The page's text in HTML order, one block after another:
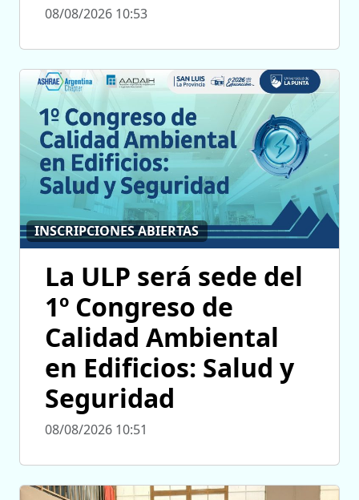
08/08/2026 10:53
INSCRIPCIONES ABIERTAS
La ULP será sede del
1º Congreso de
Calidad Ambiental
en Edificios: Salud y
Seguridad
08/08/2026 10:51